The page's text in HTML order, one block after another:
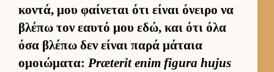
κοντά, μου φαί­νεται ότι εί­ναι όνειρο να
βλέπω τον εαυτό μου εδώ, και ότι όλα
όσα βλέπω δεν εί­ναι παρά μάταια
ομοιώματα: Præterit enim figura hujus